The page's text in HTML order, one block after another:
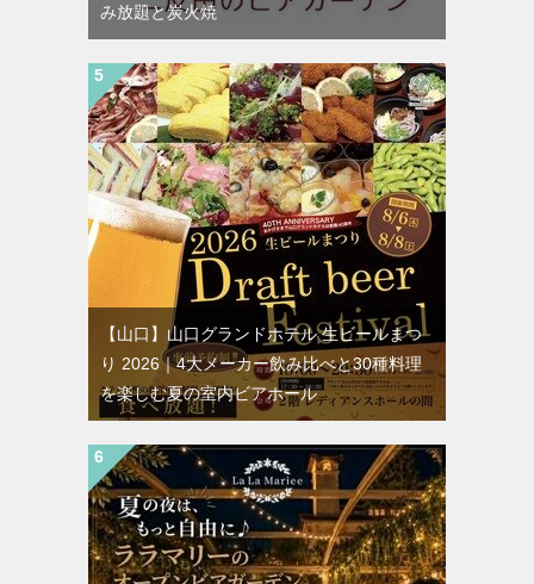
み放題と炭火焼
【山口】山口グランドホテル 生ビールまつ
り 2026｜4大メーカー飲み比べと30種料理
を楽しむ夏の室内ビアホール